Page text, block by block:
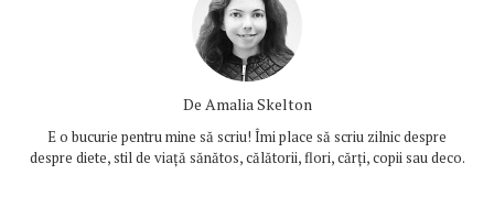
De Amalia Skelton
E o bucurie pentru mine să scriu! Îmi place să scriu zilnic despre
despre diete, stil de viață sănătos, călătorii, flori, cărți, copii sau deco.